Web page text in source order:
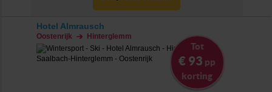
Hotel Almrausch
Oostenrijk Hinterglemm
Tot
€ 93 pp
korting